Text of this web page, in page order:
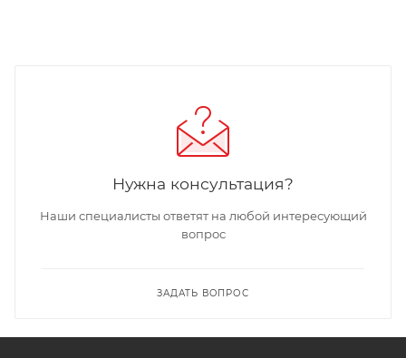
Нужна консультация?
Наши специалисты ответят на любой интересующий
вопрос
ЗАДАТЬ ВОПРОС